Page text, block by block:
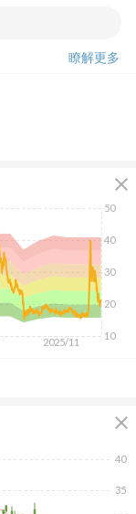
瞭解更多
close
2025/11
10
20
30
40
50
close
35
40